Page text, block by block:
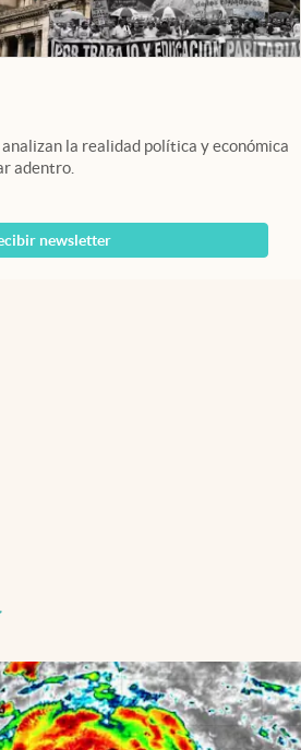
la realidad política y económica
adentro.
newsletter